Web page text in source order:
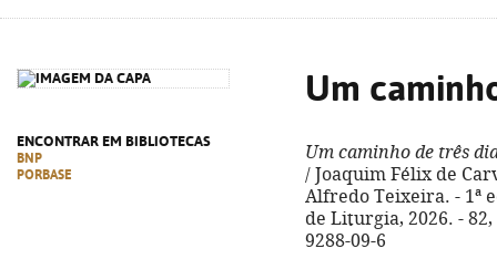
ENCONTRAR EM BIBLIOTECAS
BNP
PORBASE
Um
Um caminho de três
/ Joaquim Félix de
Alfredo Teixeira. - 1ª
de Liturgia, 2026. -
9288-09-6